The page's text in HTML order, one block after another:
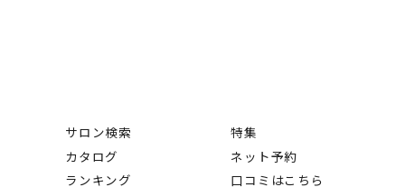
サロン検索
カタログ
ランキング
特集
ネット予約
口コミはこちら